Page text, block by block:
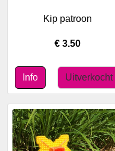
Kip patroon
€ 3.50